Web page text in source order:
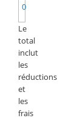
0
Le
total
inclut
les
réductions
et
les
frais